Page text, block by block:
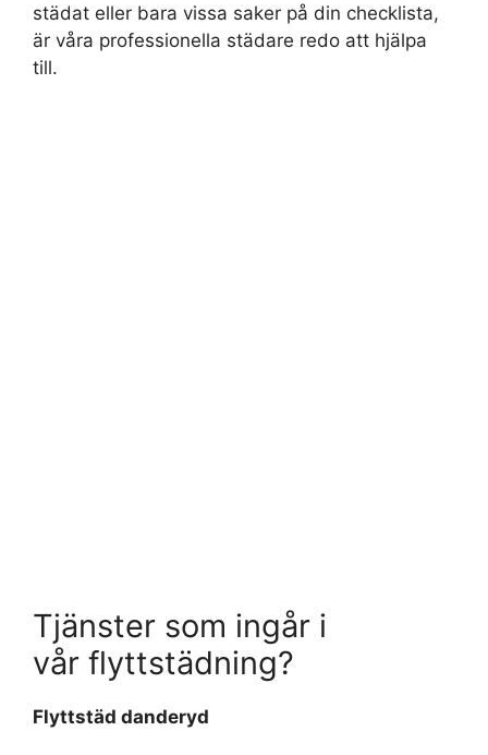
städat eller bara vissa saker på din checklista,
är våra professionella städare redo att hjälpa
till.
Tjänster som ingår i
vår flyttstädning?
Flyttstäd danderyd